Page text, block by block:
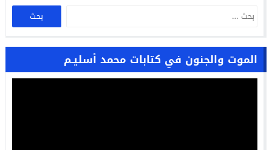
الموت والجنون في كتابات محمد أسليـم
مشغل